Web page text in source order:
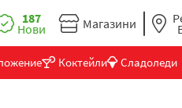
187
Нови Магазини
Коктейли Сладоледи